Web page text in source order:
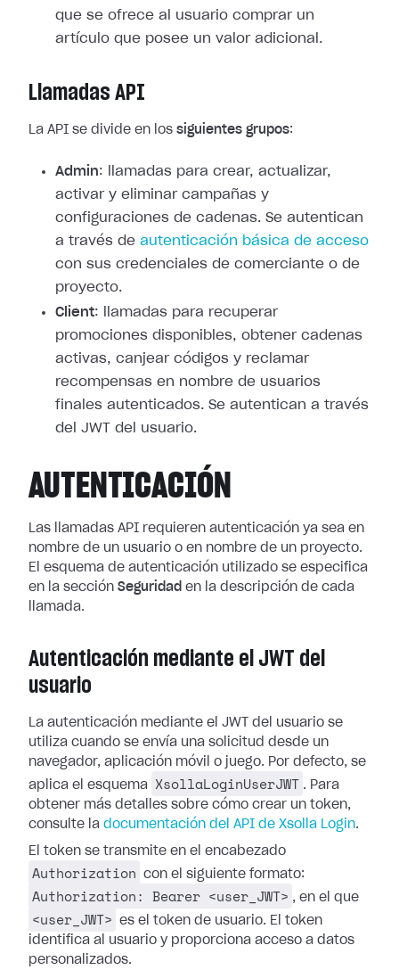
que se ofrece al usuario comprar un
artículo que posee un valor adicional.
Llamadas API
La API se divide en los siguientes grupos:
Admin: llamadas para crear, actualizar,
activar y eliminar campañas y
configuraciones de cadenas. Se autentican
a través de autenticación básica de acceso
con sus credenciales de comerciante o de
proyecto.
Client: llamadas para recuperar
promociones disponibles, obtener cadenas
activas, canjear códigos y reclamar
recompensas en nombre de usuarios
finales autenticados. Se autentican a través
del JWT del usuario.
AUTENTICACIÓN
Las llamadas API requieren autenticación ya sea en
nombre de un usuario o en nombre de un proyecto.
El esquema de autenticación utilizado se especifica
en la sección Seguridad en la descripción de cada
llamada.
Autenticación mediante el JWT del
usuario
La autenticación mediante el JWT del usuario se
utiliza cuando se envía una solicitud desde un
navegador, aplicación móvil o juego. Por defecto, se
aplica el esquema
XsollaLoginUserJWT . Para
obtener más detalles sobre cómo crear un token,
consulte la documentación del API de Xsolla Login.
El token se transmite en el encabezado
Authorization con el siguiente formato:
Authorization: Bearer <user_JWT> , en el que
<user_JWT>
es el token de usuario. El token
identifica al usuario y proporciona acceso a datos
personalizados.